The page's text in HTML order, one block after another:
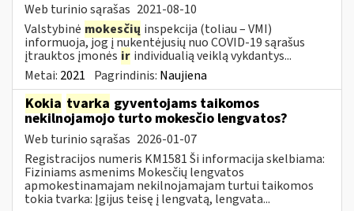
Web turinio sąrašas 2021-08-10
Valstybinė mokesčių inspekcija (toliau – VMI)
informuoja, jog į nukentėjusių nuo COVID-19 sąrašus
įtrauktos įmonės ir individualią veiklą vykdantys...
Metai: 2021 Pagrindinis: Naujiena
Kokia tvarka gyventojams taikomos
nekilnojamojo turto mokesčio lengvatos?
Web turinio sąrašas 2026-01-07
Registracijos numeris KM1581 Ši informacija skelbiama:
Fiziniams asmenims Mokesčių lengvatos
apmokestinamajam nekilnojamajam turtui taikomos
tokia tvarka: Įgijus teisę į lengvatą, lengvata...